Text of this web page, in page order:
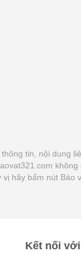
thông tin, nội dung
không
hãy bấm nút Báo
Kết nối với